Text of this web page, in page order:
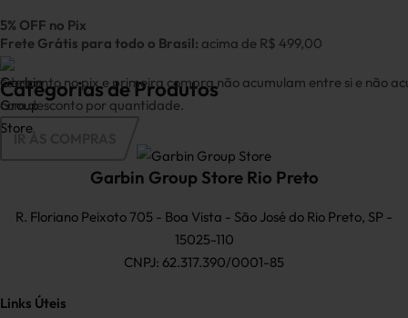
Categorias de Produtos
Camisetas Masculinas
Blazer MasculinoBotaCamisas Masculinas
Camiseta Gola PoloGola PadreBermudasGola Social
AlfaiatariaSapatoManga Curta Alfaiataria Manga Longa
Garbin Group Store Rio Preto
R. Floriano Peixoto 705 - Boa Vista - São José do Rio Preto, SP -
15025-110
CNPJ: 62.317.390/0001-85
Links Úteis
5% OFF no Pix
Frete Grátis para todo o Brasil: acima de R$ 499,00
*desconto no pix e primeira compra não acumulam entre si e não
com desconto por quantidade.